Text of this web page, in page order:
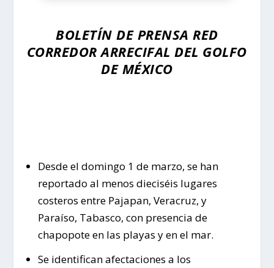
BOLETÍN DE PRENSA RED
CORREDOR ARRECIFAL DEL GOLFO
DE MÉXICO
Desde el domingo 1 de marzo, se han
reportado al menos dieciséis lugares
costeros entre Pajapan, Veracruz, y
Paraíso, Tabasco, con presencia de
chapopote en las playas y en el mar.
Se identifican afectaciones a los